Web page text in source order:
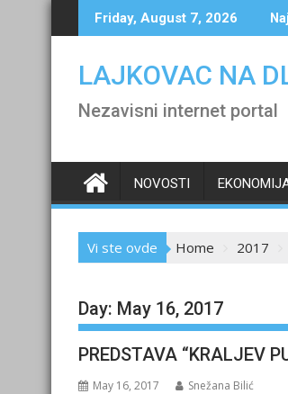
to
Friday, August 7, 2026
LAJKOVAC NA
Nezavisni internet portal
NOVOSTI
Vi ste ovde Home 2017
Day: May 16, 2017
PREDSTAVA “KRALJEV
May 16, 2017 Snežana Bilić